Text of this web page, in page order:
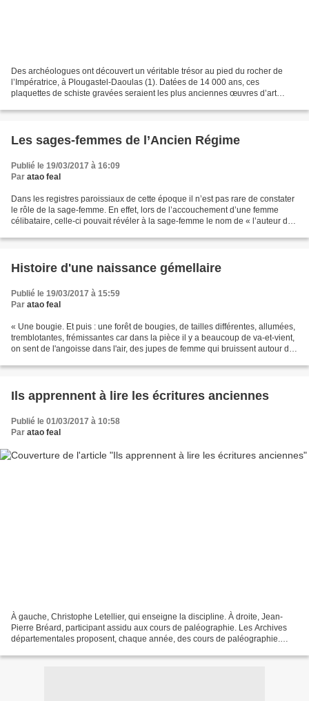
Des archéologues ont découvert un véritable trésor au pied du rocher de
l’Impératrice, à Plougastel-Daoulas (1). Datées de 14 000 ans, ces
plaquettes de schiste gravées seraient les plus anciennes œuvres d’art
Les sages-femmes de l’Ancien Régime
Publié le 19/03/2017 à 16:09
Par atao feal
Dans les registres paroissiaux de cette époque il n’est pas rare de constater
le rôle de la sage-femme. En effet, lors de l’accouchement d’une femme
célibataire, celle-ci pouvait révéler à la sage-femme le nom de « l’auteur de
Histoire d'une naissance gémellaire
Publié le 19/03/2017 à 15:59
Par atao feal
« Une bougie. Et puis : une forêt de bougies, de tailles différentes, allumées,
tremblotantes, frémissantes car dans la pièce il y a beaucoup de va-et-vient,
on sent de l'angoisse dans l'air, des jupes de femme qui bruissent autour de
Ils apprennent à lire les écritures anciennes
Publié le 01/03/2017 à 10:58
Par atao feal
À gauche, Christophe Letellier, qui enseigne la discipline. À droite, Jean-
Pierre Bréard, participant assidu aux cours de paléographie. Les Archives
départementales proposent, chaque année, des cours de paléographie.